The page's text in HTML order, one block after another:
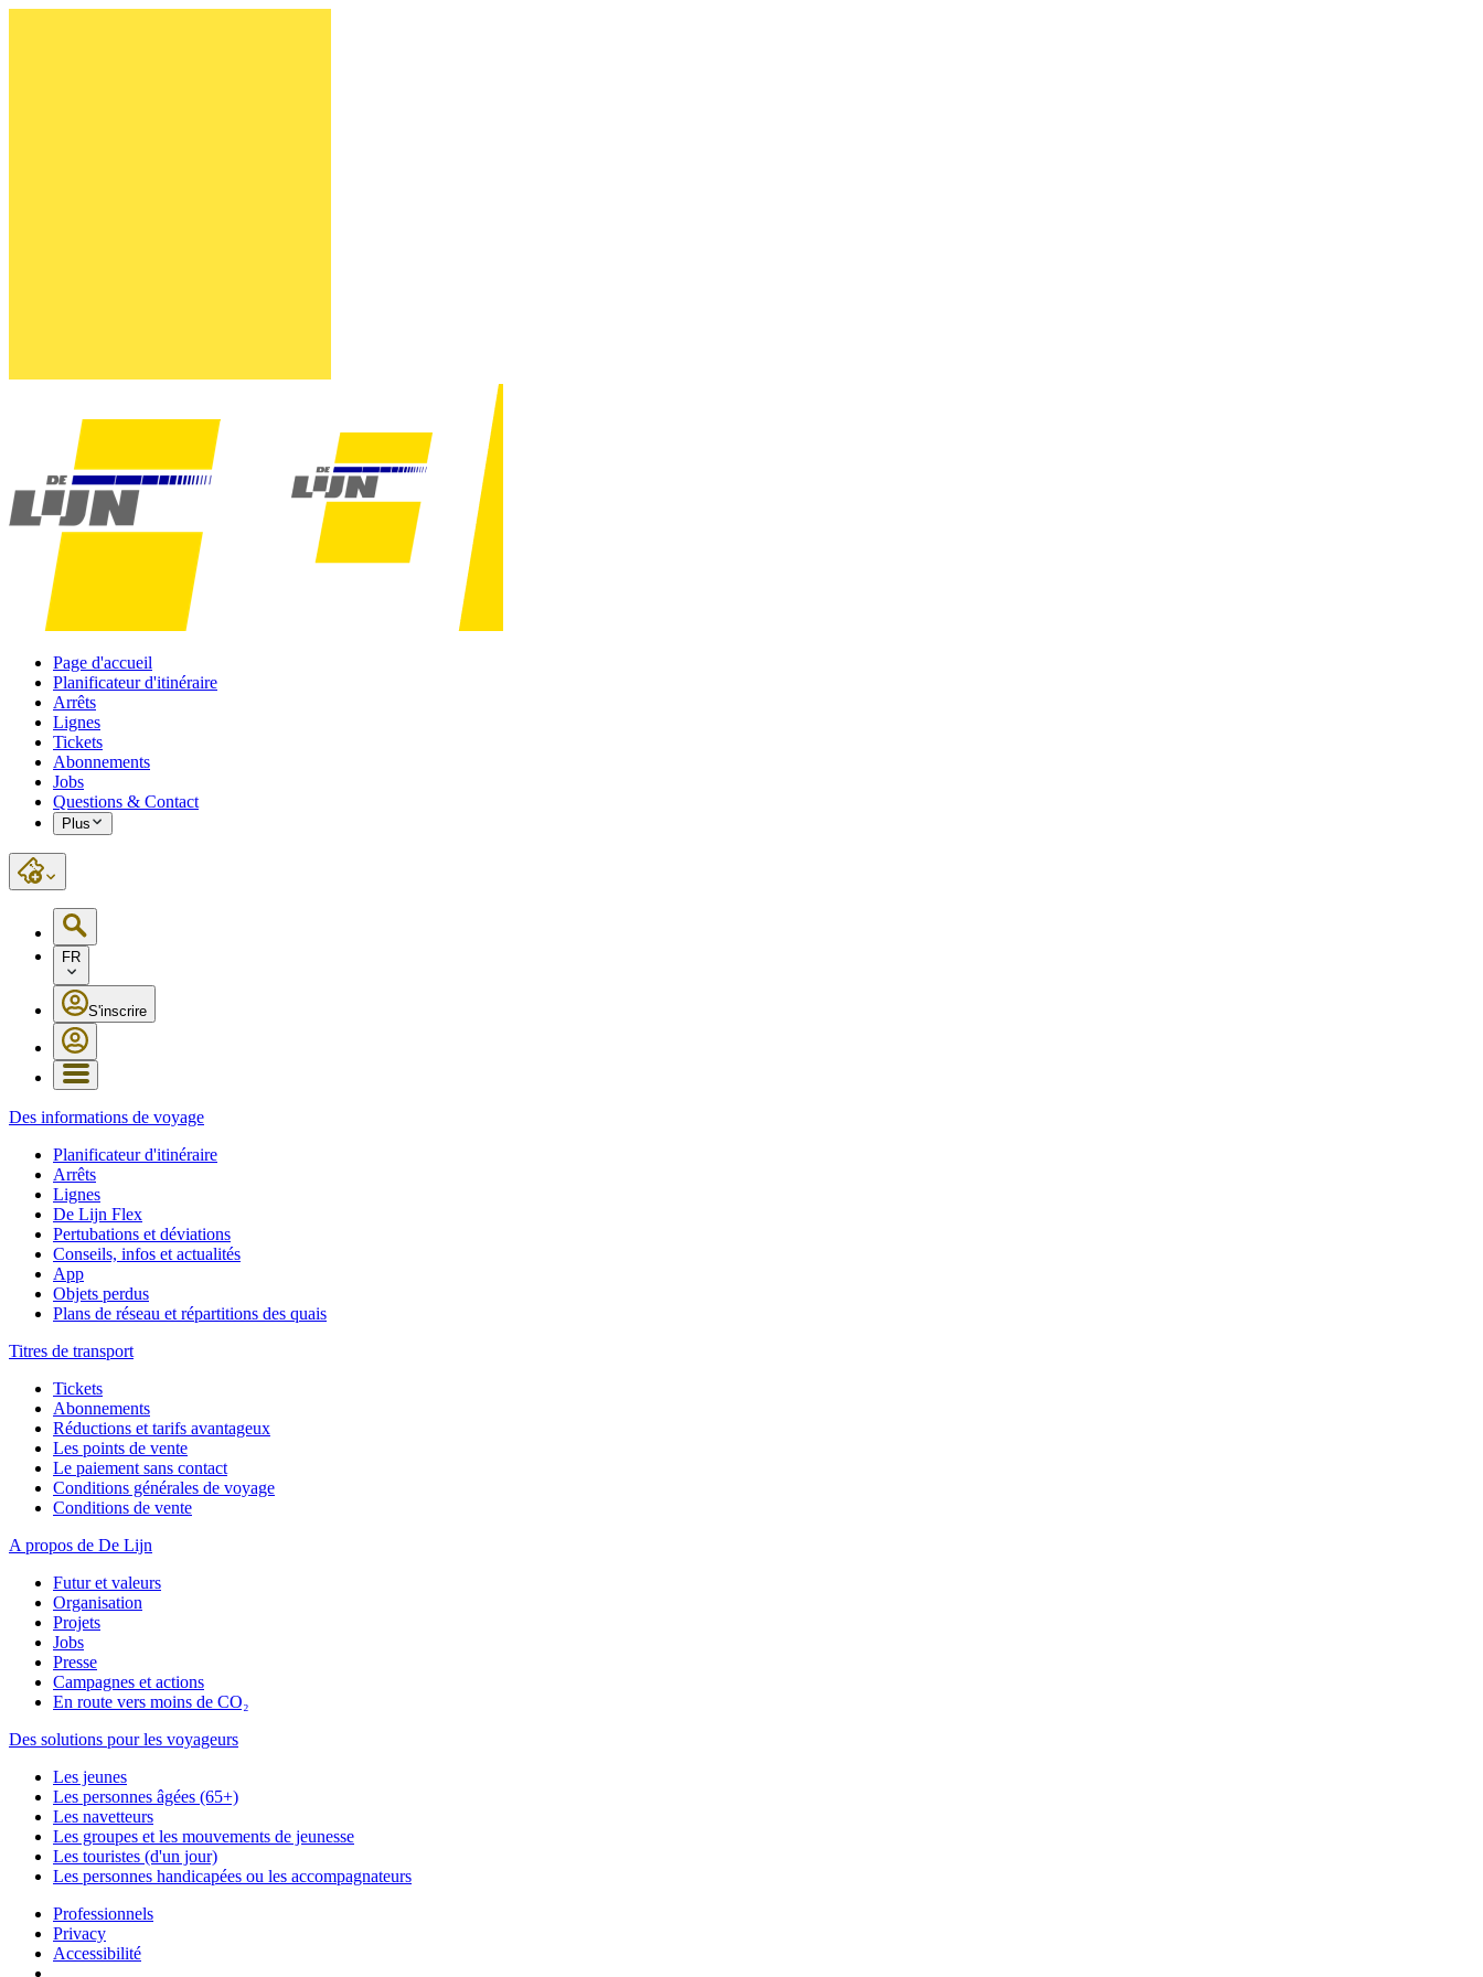
Page d'accueil
Planificateur d'itinéraire
Arrêts
Lignes
Tickets
Abonnements
Jobs
Questions & Contact
Plus
FR
S'inscrire
Des informations de voyage
Planificateur d'itinéraire
Arrêts
Lignes
De Lijn Flex
Pertubations et déviations
Conseils, infos et actualités
App
Objets perdus
Plans de réseau et répartitions des quais
Titres de transport
Tickets
Abonnements
Réductions et tarifs avantageux
Les points de vente
Le paiement sans contact
Conditions générales de voyage
Conditions de vente
A propos de De Lijn
Futur et valeurs
Organisation
Projets
Jobs
Presse
Campagnes et actions
En route vers moins de CO₂
Des solutions pour les voyageurs
Les jeunes
Les personnes âgées (65+)
Les navetteurs
Les groupes et les mouvements de jeunesse
Les touristes (d'un jour)
Les personnes handicapées ou les accompagnateurs
Professionnels
Privacy
Accessibilité